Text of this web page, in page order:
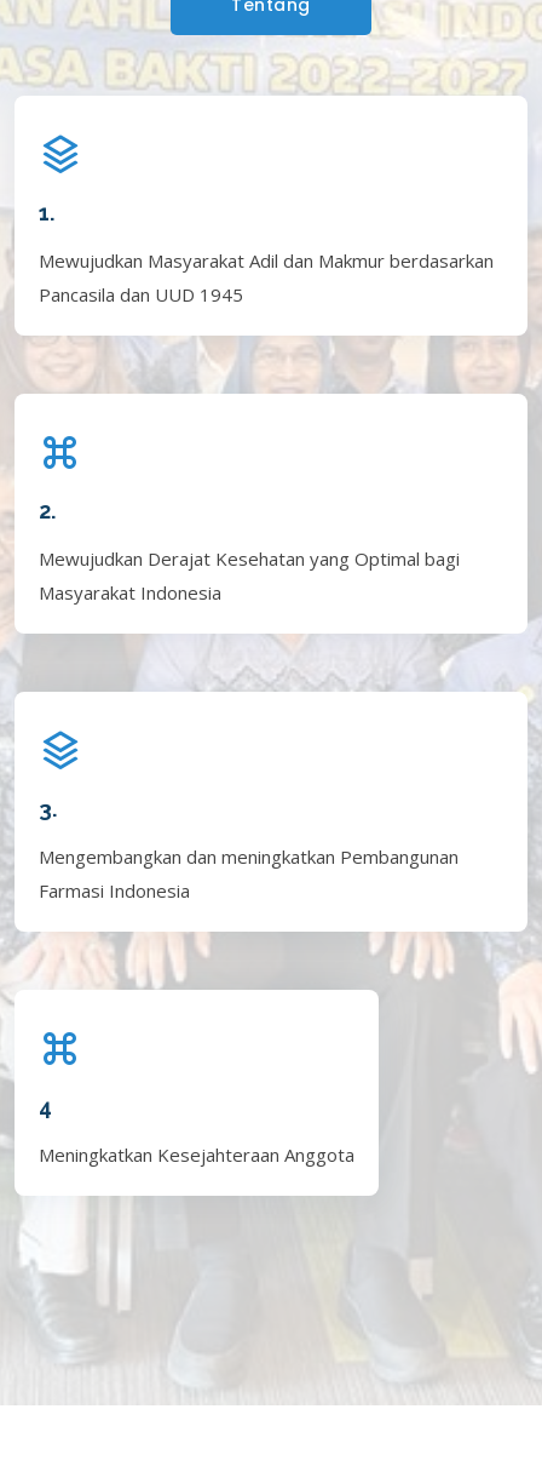
1.
Mewujudkan Masyarakat Adil dan Makmur berdasarkan
Pancasila dan UUD 1945
2.
Mewujudkan Derajat Kesehatan yang Optimal bagi
Masyarakat Indonesia
3.
Mengembangkan dan meningkatkan Pembangunan
Farmasi Indonesia
4
Meningkatkan Kesejahteraan Anggota